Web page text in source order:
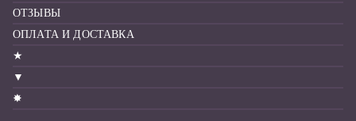
ОТЗЫВЫ
ОПЛАТА И ДОСТАВКА
★
▼
✸